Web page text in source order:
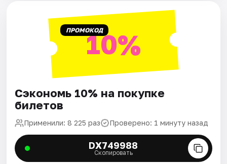
ПРОМОКОД10%
Сэкономь 10% на покупке
билетов
Применили: 8 225 раз Проверено: 1 минуту назад
DX749988
Скопировать